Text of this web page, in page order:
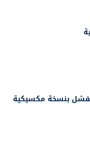
بنسخة مكسيكية